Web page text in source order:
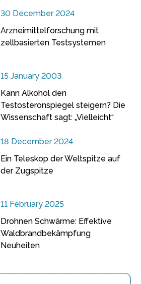
30 December 2024
Arzneimittelforschung mit
zellbasierten Testsystemen
15 January 2003
Kann Alkohol den
Testosteronspiegel steigern? Die
Wissenschaft sagt: „Vielleicht“
18 December 2024
Ein Teleskop der Weltspitze auf
der Zugspitze
11 February 2025
Drohnen Schwärme: Effektive
Waldbrandbekämpfung
Neuheiten